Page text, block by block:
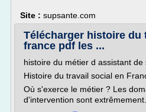
Site : supsante.com
Télécharger histoire du
france pdf les ...
histoire du métier d assistant de
Histoire du travail social en
Où s'exerce le métier ? Les
d'intervention sont extrêmement...